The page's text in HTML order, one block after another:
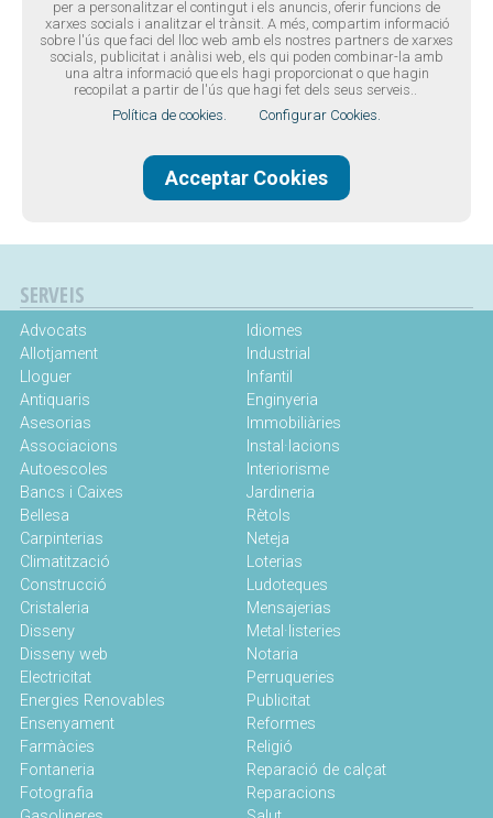
Disseny web Barcelona ·Buscaprat aColor
Guia comercial del Prat de Llobregat -Guia de telèfons del Prat
© Tots els drets reservats -Avís legal
de privacitat-Política de Cookies
SERVEIS
Advocats
Allotjament
Lloguer
Antiquaris
Asesorias
Associacions
Autoescoles
Bancs i Caixes
Bellesa
Carpinterias
Climatització
Construcció
Cristaleria
Disseny
Disseny web
Electricitat
Energies Renovables
Ensenyament
Farmàcies
Fontaneria
Fotografia
Idiomes
Industrial
Infantil
Enginyeria
Immobiliàries
Instal·lacions
Interiorisme
Jardineria
Rètols
Neteja
Loterias
Ludoteques
Mensajerias
Metal·listeries
Notaria
Perruqueries
Publicitat
Reformes
Religió
Reparació de calçat
Reparacions
per a personalitzar el contingut i els anuncis, oferir funcions de
xarxes socials i analitzar el trànsit. A més, compartim informació
sobre l'ús que faci del lloc web amb els nostres partners de xarxes
socials, publicitat i anàlisi web, els qui poden combinar-la amb
una altra informació que els hagi proporcionat o que hagin
recopilat a partir de l'ús que hagi fet dels seus serveis..
Política de cookies.
Configurar Cookies.
Acceptar Cookies